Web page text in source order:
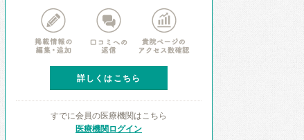
詳しくはこちら
すでに会員の医療機関はこちら
医療機関ログイン